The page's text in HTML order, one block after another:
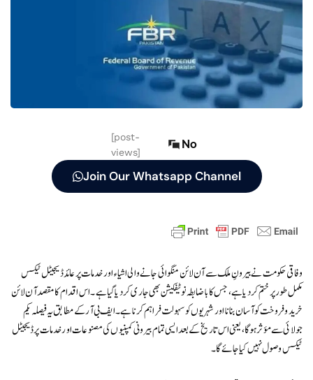
[post-
views]
No
Join Our Whatsapp Channel
وفاقی حکومت نے بیرونِ ملک سے آن لائن منگوائی جانے والی اشیاء اور خدمات پر عائد ڈیجیٹل ٹیکس
مکمل طور پر ختم کر دیا ہے، جس کا باضابطہ نوٹیفکیشن بھی جاری کر دیا گیا ہے۔ اس اقدام کا مقصد آن لائن
خرید و فروخت کو آسان بنانا اور شہریوں کو سہولت فراہم کرنا ہے۔ ایف بی آر کے مطابق یہ فیصلہ یکم
جولائی سے مؤثر ہوگا، یعنی اس تاریخ کے بعد ایسی تمام بیرونی کمپنیوں کی مصنوعات اور خدمات پر ڈیجیٹل
ٹیکس وصول نہیں کیا جائے گا۔